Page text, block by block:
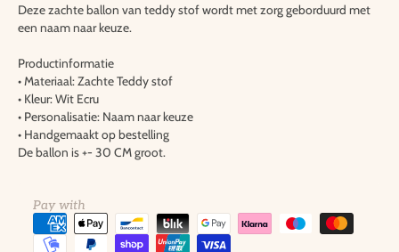
Deze zachte ballon van teddy stof wordt met zorg geborduurd met
een naam naar keuze.
Productinformatie
• Materiaal: Zachte Teddy stof
• Kleur: Wit Ecru
• Personalisatie: Naam naar keuze
• Handgemaakt op bestelling
De ballon is +- 30 CM groot.
Pay with